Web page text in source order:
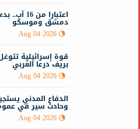
اعتبارا
دمشق وموسكو
Aug 04 2026
قوة إسرائيلية
بريف درعا الغربي
Aug 04 2026
وحادث سير في
Aug 04 2026